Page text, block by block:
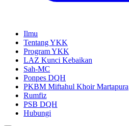
Ilmu
Tentang YKK
Program YKK
LAZ Kunci Kebaikan
Sah-MC
Ponpes DQH
PKBM Miftahul Khoir Martapura
Rumfiz
PSB DQH